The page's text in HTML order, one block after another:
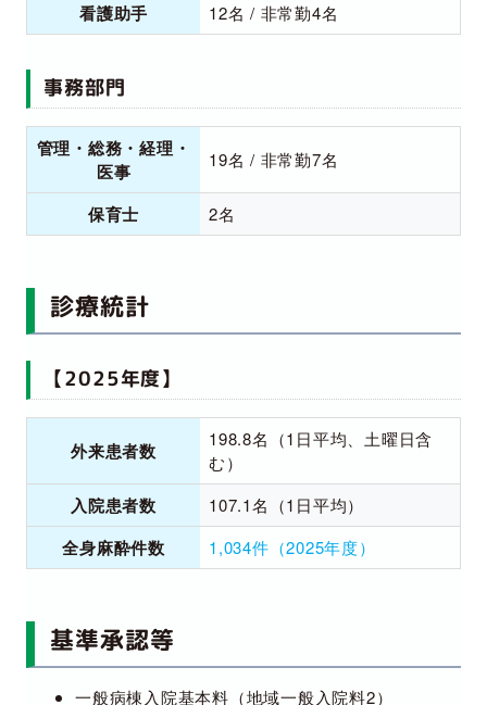
看護助手 12名 / 非常勤4名
事務部門
管理・総務・経理・
医事
19名 / 非常勤7名
保育士 2名
診療統計
【2025年度】
外来患者数
198.8名（1日平均、土曜日含
む）
入院患者数 107.1名（1日平均）
全身麻酔件数 1,034件（2025年度）
基準承認等
一般病棟入院基本料（地域一般入院料2）